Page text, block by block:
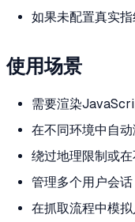
如果未配置真实指
使用场景
需要渲染
在不同环境中自动
绕过地理限制或在
管理多个用户会话
在抓取流程中模拟